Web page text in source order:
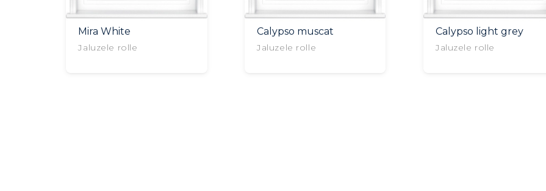
Mira White
Jaluzele rolle
Calypso muscat
Jaluzele rolle
Calypso light grey
Jaluzele rolle